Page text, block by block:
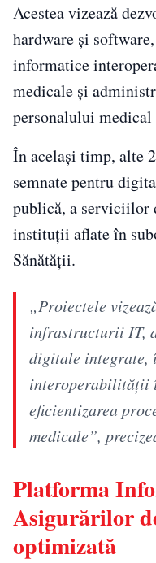
Acestea vizează
hardware și
informatice
medicale și
personalului
În același timp, alte
semnate pentru
publică, a serviciilor
instituții aflate în
Sănătății.
„Proiectele
infrastructurii IT,
digitale integrate,
interoperabilităţii
eficientizarea
medicale”,
Platforma
Asigurărilor
optimizată